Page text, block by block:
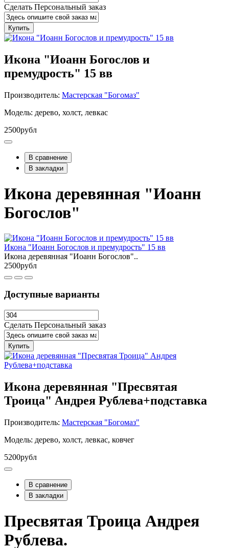
Сделать Персональный заказ
Купить
Икона "Иоанн Богослов и
премудрость" 15 вв
Производитель: Мастерская "Богомаз"
Модель: дерево, холст, левкас
2500рубл
В сравнение
В закладки
Икона деревянная "Иоанн
Богослов"
Икона "Иоанн Богослов и премудрость" 15 вв
Икона деревянная "Иоанн Богослов"..
2500рубл
Доступные варианты
Сделать Персональный заказ
Купить
Икона деревянная "Пресвятая
Троица" Андрея Рублева+подставка
Производитель: Мастерская "Богомаз"
Модель: дерево, холст, левкас, ковчег
5200рубл
В сравнение
В закладки
Пресвятая Троица Андрея
Рублева.